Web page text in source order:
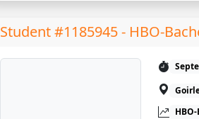
Student #1185945 - HBO-